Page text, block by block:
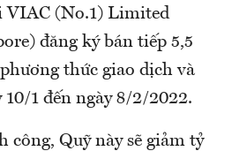
VIAC (No.1) Limited
đăng ký bán tiếp 5,5
thức giao dịch và
1 đến ngày 8/2/2022.
công, Quỹ này sẽ giảm tỷ